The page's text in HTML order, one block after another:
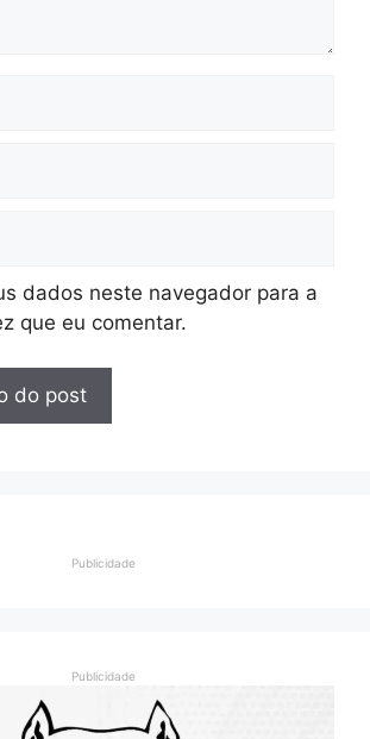
dados neste navegador para a
que eu comentar.
Publicidade
Publicidade